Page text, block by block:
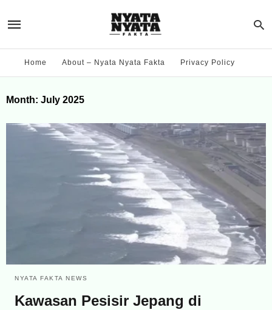
Home About – Nyata Nyata Fakta Privacy Policy
Month: July 2025
NYATA FAKTA NEWS
Kawasan Pesisir Jepang di